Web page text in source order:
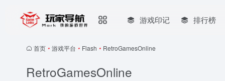
游戏印记 排行榜
首页 • 游戏平台 • Flash • RetroGamesOnline
RetroGamesOnline